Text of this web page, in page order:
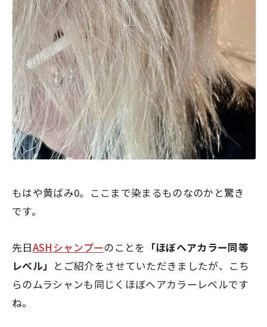
もはや黄ばみ0。ここまで染まるものなのかと驚き
です。
先日ASHシャンプーのことを 「ほぼヘアカラー同等
レベル」 とご紹介をさせていただきましたが、こち
らのムラシャンも同じく ほぼヘアカラーレベルです
ね。